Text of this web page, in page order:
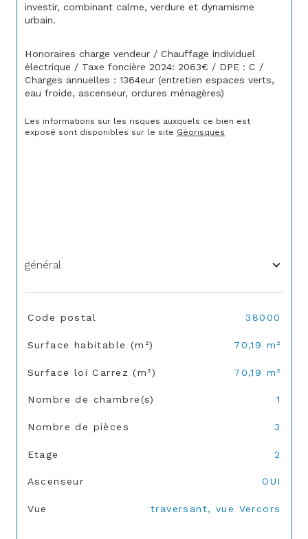
investir, combinant calme, verdure et dynamisme
urbain.
Honoraires charge vendeur / Chauffage individuel
électrique / Taxe foncière 2024: 2063€ / DPE : C /
Charges annuelles : 1364eur (entretien espaces verts,
eau froide, ascenseur, ordures ménagères)
Les informations sur les risques auxquels ce bien est
exposé sont disponibles sur le site Géorisques
général
TRAD_SIROCCO_Caracteristique
Code postal 38000
Surface habitable (m²) 70,19 m²
Surface loi Carrez (m²) 70,19 m²
Nombre de chambre(s) 1
Nombre de pièces 3
Etage 2
Ascenseur OUI
Vue traversant, vue Vercors